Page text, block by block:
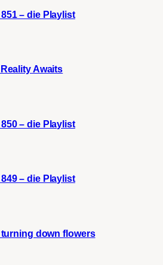
– die Playlist
Awaits
– die Playlist
– die Playlist
down flowers